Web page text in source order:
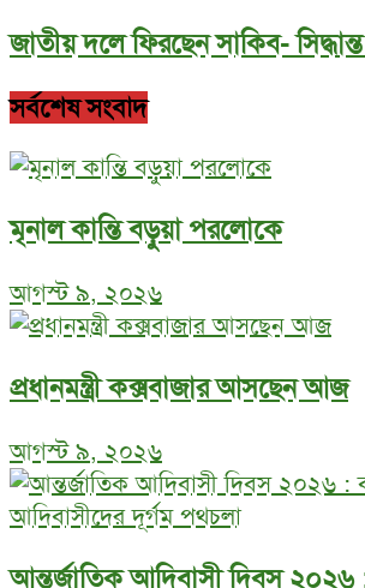
জাতীয় দলে ফিরছেন সাকিব- সিদ্ধান্ত
সর্বশেষ সংবাদ
মৃনাল কান্তি বড়ুয়া পরলোকে
আগস্ট ৯, ২০২৬
প্রধানমন্ত্রী কক্সবাজার আসছেন আজ
আগস্ট ৯, ২০২৬
আন্তর্জাতিক আদিবাসী দিবস ২০২৬